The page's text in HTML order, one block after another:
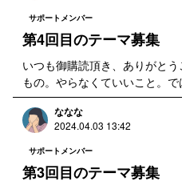
サポートメンバー
第4回目のテーマ募集
いつも御購読頂き、ありがと
もの。やらなくていいこと。
読みたいテーマを不定期に募
やお肌に関するお悩みやご質
の？など、何かあれば何でもお
ななな
2024.04.03 13:42
サポートメンバー
第3回目のテーマ募集